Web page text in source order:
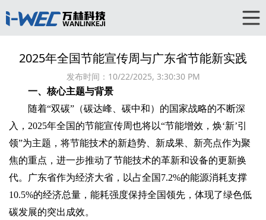
2025年全国节能宣传周与广东省节能新实践
发布时间： 10/22/2025, 3:30:30 PM
一、核心主题与背景
随着“双碳”（碳达峰、碳中和）的国家战略的不断深
入，2025年全国的节能宣传周也将以“节能增效，焕‘新’引
领”为主题，将节能技术的新趋势、新成果、新亮点作为聚
焦的重点，进一步推动了节能技术的革新和设备的更新换
代。广东省作为经济大省，以占全国7.2%的能源消耗支撑
10.5%的经济总量，能耗强度保持全国领先，体现了绿色低
碳发展的突出成效。